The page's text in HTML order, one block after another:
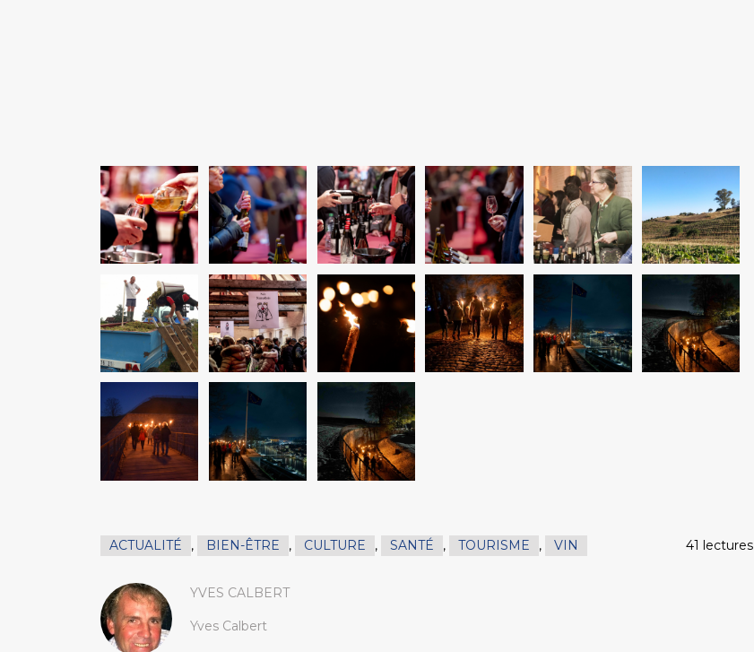
ACTUALITÉ , BIEN-ÊTRE , CULTURE , SANTÉ , TOURISME , VIN 41 lectures
YVES CALBERT
Yves Calbert